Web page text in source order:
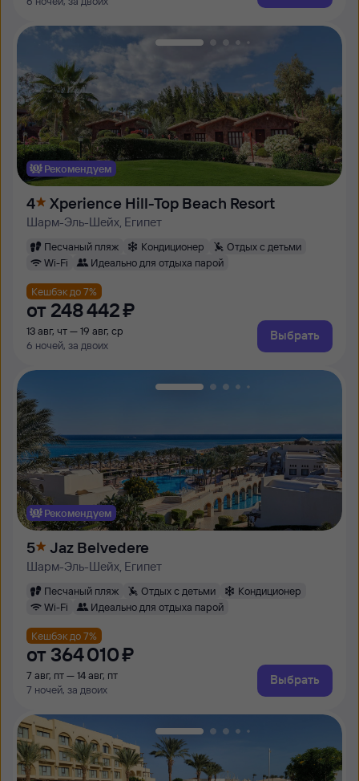
Рекомендуем
4 Xperience Hill-Top Beach Resort
Шарм-Эль-Шейх, Египет
Песчаный пляж Кондиционер
Отдых с детьми
Wi-Fi
Идеально для отдыха парой
Кешбэк до 7%
от 248 ⁠442 ⁠₽
13 авг, чт — 19 авг, ср
6 ночей, за двоих
Выбрать
Рекомендуем
5 Jaz Belvedere
Шарм-Эль-Шейх, Египет
Песчаный пляж Отдых с детьми
Кондиционер
Wi-Fi
Идеально для отдыха парой
Кешбэк до 7%
от 364 ⁠010 ⁠₽
7 авг, пт — 14 авг, пт
7 ночей, за двоих
Выбрать